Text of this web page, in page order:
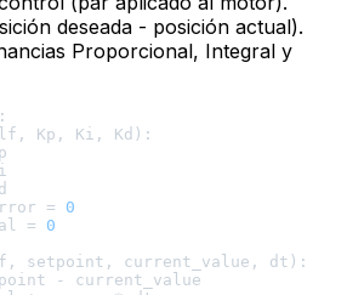
deseada - posición actual).
Proporcional, Integral y
:
Kp, Ki, Kd ):
= 0
= 0
setpoint, current_value, dt ):
- current_value